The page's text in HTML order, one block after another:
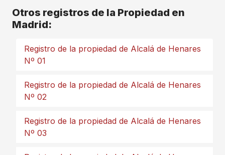
Otros registros de la Propiedad en
Madrid:
Registro de la propiedad de Alcalá de Henares
Nº 01
Registro de la propiedad de Alcalá de Henares
Nº 02
Registro de la propiedad de Alcalá de Henares
Nº 03